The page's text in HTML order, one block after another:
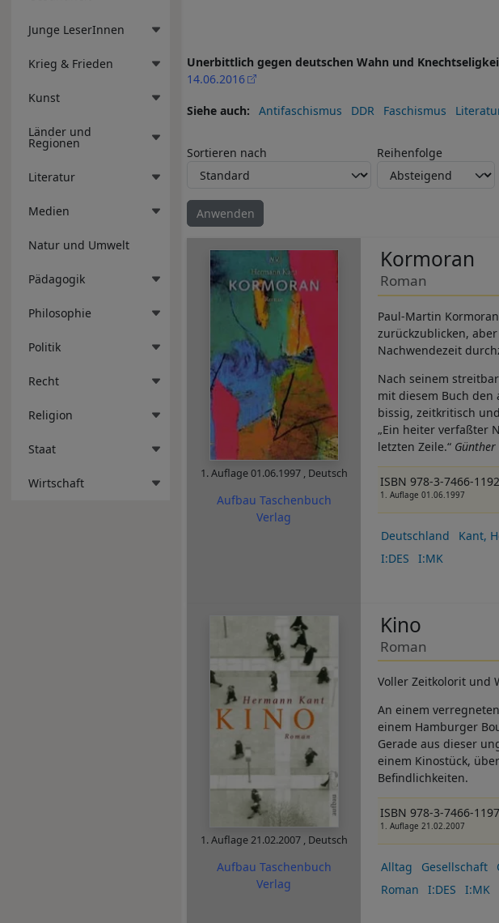
Junge LeserInnen
Krieg & Frieden
Kunst
Länder und
Regionen
Literatur
Medien
Natur und Umwelt
Pädagogik
Philosophie
Politik
Recht
Religion
Staat
Wirtschaft
Unerbittlich gegen deutschen Wahn und
14.06.2016
Siehe auch Antifaschismus DDR Faschismus
Sortieren nach Reihenfolge
1. Auflage01.06.1997 , Deutsch
Aufbau Taschenbuch
Verlag
Kormoran
Roman
Paul-Martin
zurückzublicken,
Nachwendezeit
Nach seinem
mit diesem Buch
bissig, zeitkritisch
„Ein heiter verfaßter
letzten Zeile.“ Günther
ISBN 978-3-7466-
1. Auflage 01.06.1997
Deutschland Kant,
I:DES
I:MK
1. Auflage21.02.2007 , Deutsch
Aufbau Taschenbuch
Verlag
Kino
Roman
Voller Zeitkolorit und
An einem
einem Hamburger
Gerade aus dieser
einem Kinostück,
Befindlichkeiten.
ISBN 978-3-7466-
1. Auflage 21.02.2007
Alltag Gesellschaft
Roman
I:DES I:MK